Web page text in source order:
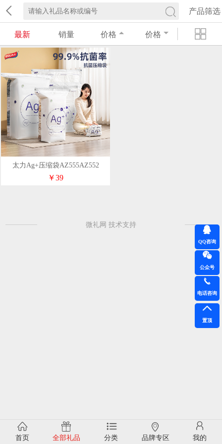
产品筛选
最新 销量 价格 价格
太力Ag+压缩袋AZ555AZ552
￥39
微礼网 技术支持
首页 全部礼品 分类 品牌专区 我的
QQ咨询
公众号
电话咨询
置顶